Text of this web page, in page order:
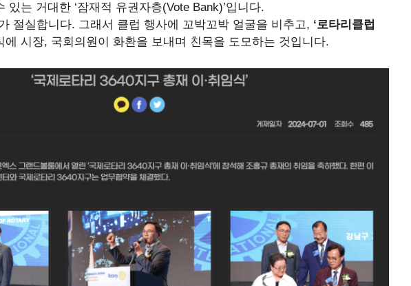
있는 거대한 ‘잠재적 유권자층(Vote Bank)’입니다.
절실합니다. 그래서 클럽 행사에 꼬박꼬박 얼굴을 비추고, ‘로타리클럽
에 시장, 국회의원이 화환을 보내며 친목을 도모하는 것입니다.